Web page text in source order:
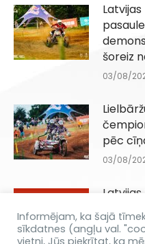
šoreiz
03/08/
pēc
03/08/
Q100,
Informējam, ka šajā
sīkdatnes (angļu val.
vietni, Jūs piekrītat, ka